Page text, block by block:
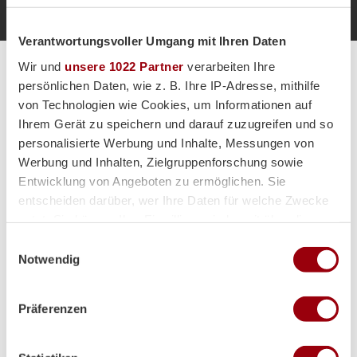
Verantwortungsvoller Umgang mit Ihren Daten
Wir und unsere 1022 Partner verarbeiten Ihre
persönlichen Daten, wie z. B. Ihre IP-Adresse, mithilfe
von Technologien wie Cookies, um Informationen auf
Ihrem Gerät zu speichern und darauf zuzugreifen und so
personalisierte Werbung und Inhalte, Messungen von
Werbung und Inhalten, Zielgruppenforschung sowie
Entwicklung von Angeboten zu ermöglichen. Sie
entscheiden darüber, wer Ihre Daten für welche Zwecke
Trigger Symbol ändern oder widerrufen
Informationen über Ihre geografische Lage erfassen,
Ihr Gerät durch aktives Scannen nach bestimmten
Notwendig
Präferenzen
Alle Spiele unserer Danas und Honamas live und kostenfrei
Hauptpartner